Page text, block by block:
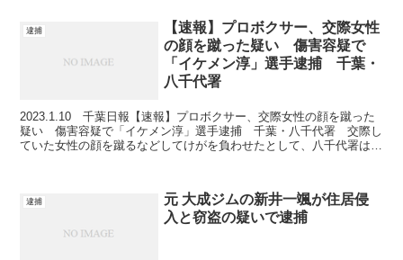
逮捕
【速報】プロボクサー、交際女性
の顔を蹴った疑い 傷害容疑で
「イケメン淳」選手逮捕 千葉・
八千代署
2023.1.10 千葉日報【速報】プロボクサー、交際女性の顔を蹴った
疑い 傷害容疑で「イケメン淳」選手逮捕 千葉・八千代署 交際し
ていた女性の顔を蹴るなどしてけがを負わせたとして、八千代署は１
逮捕
元 大成ジムの新井一颯が住居侵
入と窃盗の疑いで逮捕